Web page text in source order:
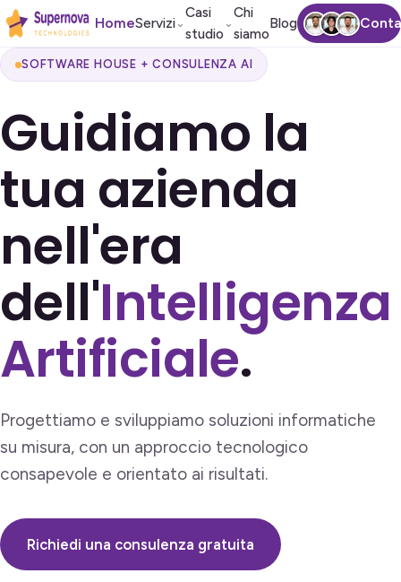
HomeServizi ⌄
Casi
studio
⌄
Chi
siamo
Blog
SOFTWARE HOUSE + CONSULENZA AI
Guidiamo la
tua azienda
nell'era
dell'Intelligenza
Artificiale.
Progettiamo e sviluppiamo soluzioni informatiche
su misura, con un approccio tecnologico
consapevole e orientato ai risultati.
Richiedi una consulenza gratuita